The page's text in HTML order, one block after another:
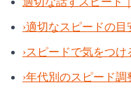
›適切なスピードの目
›スピードで気をつけ
›年代別のスピード調